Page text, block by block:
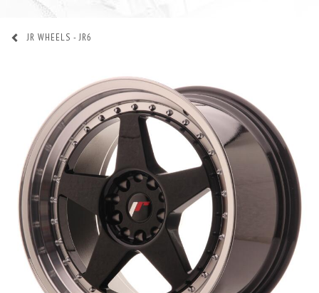
JR WHEELS - JR6